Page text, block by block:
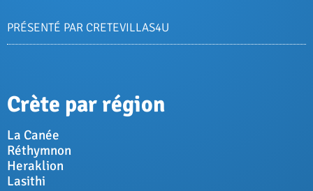
PRÉSENTÉ PAR CRETEVILLAS4U
Crète par région
La Canée
Réthymnon
Heraklion
Lasithi